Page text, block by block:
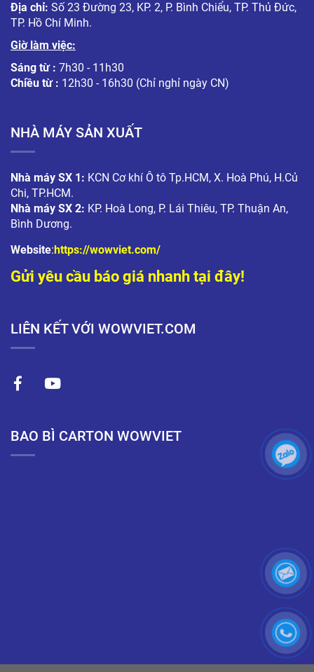
Địa chỉ: Số 23 Đường 23, KP. 2, P. Bình Chiểu, TP. Thủ Đức,
TP. Hồ Chí Minh.
Giờ làm việc:
Sáng từ : 7h30 - 11h30
Chiều từ : 12h30 - 16h30 (Chỉ nghỉ ngày CN)
NHÀ MÁY SẢN XUẤT
Nhà máy SX 1: KCN Cơ khí Ô tô Tp.HCM, X. Hoà Phú, H.Củ
Chi, TP.HCM.
Nhà máy SX 2: KP. Hoà Long, P. Lái Thiêu, TP. Thuận An,
Bình Dương.
Website: https://wowviet.com/
Gửi yêu cầu báo giá nhanh tại đây!
LIÊN KẾT VỚI WOWVIET.COM
BAO BÌ CARTON WOWVIET